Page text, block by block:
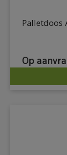
Palletdoos
Op